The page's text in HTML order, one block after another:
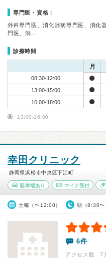
専門医・資格：
外科専門医、消化器病専門医、消化
門医、消…
診療時間
月
08:30-12:00
13:00-15:00
16:00-18:00
13:00-16:00
幸田クリニック
静岡県浜松市中央区下江町
駐車場あり マイナ受付
土曜（〜12:00） 朝（8:30〜
6件
アクセス数 7